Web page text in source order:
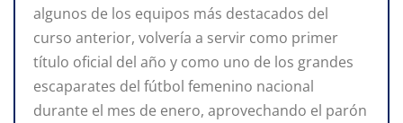
algunos de los equipos más destacados del
curso anterior, volvería a servir como primer
título oficial del año y como uno de los grandes
escaparates del fútbol femenino nacional
durante el mes de enero, aprovechando el parón